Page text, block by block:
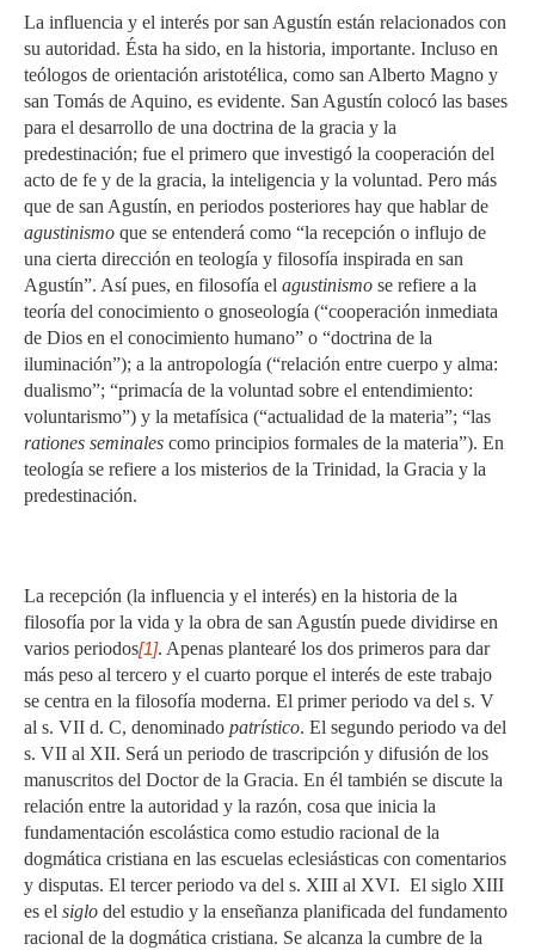
La influencia y el interés por san Agustín están relacionados con
su autoridad. Ésta ha sido, en la historia, importante. Incluso en
teólogos de orientación aristotélica, como san Alberto Magno y
san Tomás de Aquino, es evidente. San Agustín colocó las bases
para el desarrollo de una doctrina de la gracia y la
predestinación; fue el primero que investigó la cooperación del
acto de fe y de la gracia, la inteligencia y la voluntad. Pero más
que de san Agustín, en periodos posteriores hay que hablar de
agustinismo que se entenderá como “la recepción o influjo de
una cierta dirección en teología y filosofía inspirada en san
Agustín”. Así pues, en filosofía el agustinismo se refiere a la
teoría del conocimiento o gnoseología (“cooperación inmediata
de Dios en el conocimiento humano” o “doctrina de la
iluminación”); a la antropología (“relación entre cuerpo y alma:
dualismo”; “primacía de la voluntad sobre el entendimiento:
voluntarismo”) y la metafísica (“actualidad de la materia”; “las
rationes seminales como principios formales de la materia”). En
teología se refiere a los misterios de la Trinidad, la Gracia y la
predestinación.
La recepción (la influencia y el interés) en la historia de la
filosofía por la vida y la obra de san Agustín puede dividirse en
varios periodos[1]. Apenas plantearé los dos primeros para dar
más peso al tercero y el cuarto porque el interés de este trabajo
se centra en la filosofía moderna. El primer periodo va del s. V
al s. VII d. C, denominado patrístico. El segundo periodo va del
s. VII al XII. Será un periodo de trascripción y difusión de los
manuscritos del Doctor de la Gracia. En él también se discute la
relación entre la autoridad y la razón, cosa que inicia la
fundamentación escolástica como estudio racional de la
dogmática cristiana en las escuelas eclesiásticas con comentarios
y disputas. El tercer periodo va del s. XIII al XVI. El siglo XIII
es el siglo del estudio y la enseñanza planificada del fundamento
racional de la dogmática cristiana. Se alcanza la cumbre de la